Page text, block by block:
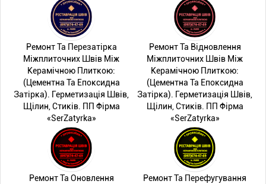
Ремонт Та Перезатірка
Міжплиточних Швів Між
Керамічною Плиткою:
(Цементна Та Епоксидна
Затірка). Герметизація Швів,
Щілин, Стиків. ПП Фірма
«SerZatyrka»
Ремонт Та Відновлення
Міжплиточних Швів Між
Керамічною Плиткою:
(Цементна Та Епоксидна
Затірка). Герметизація Швів,
Щілин, Стиків. ПП Фірма
«SerZatyrka»
Ремонт Та Оновлення
Ремонт Та Перефугування